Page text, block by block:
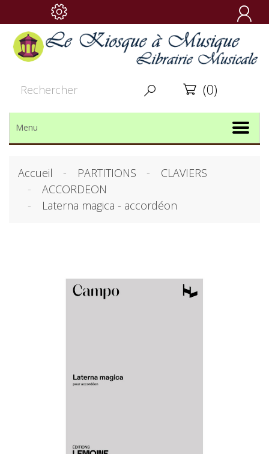

  (0)
Menu
Accueil PARTITIONS
CLAVIERS
ACCORDEON
Laterna magica - accordéon